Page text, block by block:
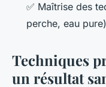
✅ Maîtrise des
perche, eau pure)
Techniques
un résultat